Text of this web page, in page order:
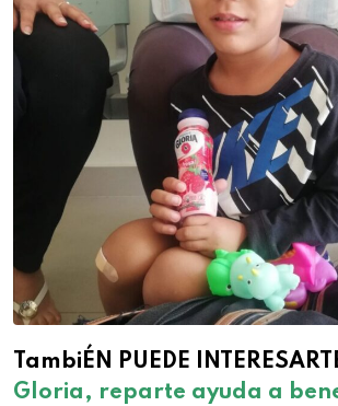
TambiÉN PUEDE
Gloria, reparte ayuda a